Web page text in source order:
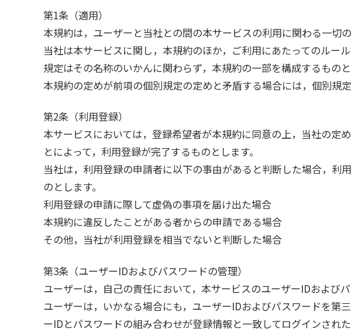
第1条（適用）
本規約は，ユーザーと当社との間の本サービスの利用に関わる一切
当社は本サービスに関し，本規約のほか，ご利用にあたってのルー
規定はその名称のいかんに関わらず，本規約の一部を構成するものと
本規約の定めが前項の個別規定の定めと矛盾する場合には，個別規
第2条（利用登録）
本サービスにおいては，登録希望者が本規約に同意の上，当社の定
とによって，利用登録が完了するものとします。
当社は，利用登録の申請者に以下の事由があると判断した場合，
のとします。
利用登録の申請に際して虚偽の事項を届け出た場合
本規約に違反したことがある者からの申請である場合
その他，当社が利用登録を相当でないと判断した場合
第3条（ユーザーIDおよびパスワードの管理）
ユーザーは，自己の責任において，本サービスのユーザーIDおよび
ユーザーは，いかなる場合にも，ユーザーIDおよびパスワードを
ーIDとパスワードの組み合わせが登録情報と一致してログインされ